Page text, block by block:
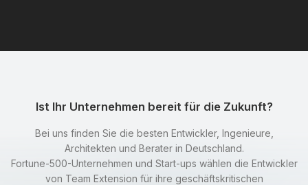
Ist Ihr Unternehmen bereit für die Zukunft?
Bei uns finden Sie die besten Entwickler, Ingenieure,
Architekten und Berater in Deutschland.
Fortune-500-Unternehmen und Start-ups wählen die Entwickler
von Team Extension für ihre geschäftskritischen